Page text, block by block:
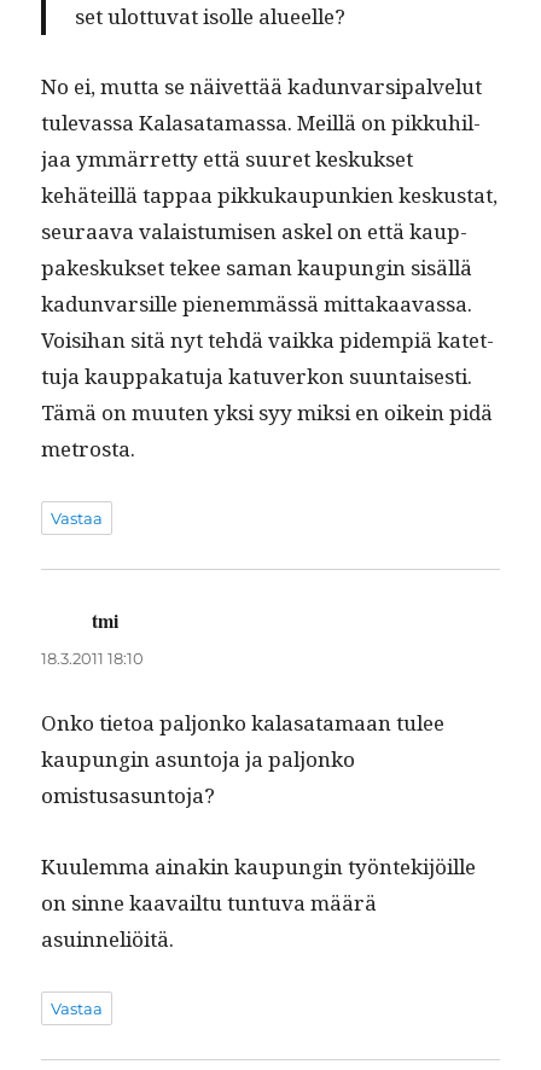
set ulot­tuvat isolle alueelle?
No ei, mut­ta se näivet­tää kadun­var­si­palve­lut
tulevas­sa Kalasa­ta­mas­sa. Meil­lä on pikkuhil­
jaa ymmär­ret­ty että suuret keskuk­set
kehäteil­lä tap­paa pikkukaupunkien kesku­s­tat,
seu­raa­va valais­tu­misen askel on että kaup­
pakeskuk­set tekee saman kaupun­gin sisäl­lä
kadun­var­sille pienem­mässä mit­takaavas­sa.
Voisi­han sitä nyt tehdä vaik­ka pidem­piä katet­
tu­ja kaup­pakatu­ja katu­verkon suun­tais­es­ti.
Tämä on muuten yksi syy mik­si en oikein pidä
metrosta.
Vastaa
tmi
18.3.2011 18:10
Onko tietoa paljonko kalasa­ta­maan tulee
kaupun­gin asun­to­ja ja paljonko
omistusasuntoja?
Kuulem­ma ainakin kaupun­gin työn­tek­i­jöille
on sinne kaavail­tu tun­tu­va määrä
asuinneliöitä.
Vastaa